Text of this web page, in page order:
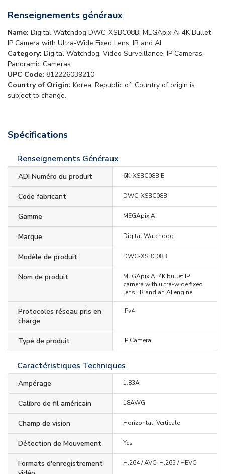
Renseignements généraux
Name: Digital Watchdog DWC-XSBC08BI MEGApix Ai 4K Bullet
IP Camera with Ultra-Wide Fixed Lens, IR and AI
Category: Digital Watchdog, Video Surveillance, IP Cameras,
Panoramic Cameras
UPC Code: 812226039210
Country of Origin: Korea, Republic of. Country of origin is
subject to change.
Spécifications
Renseignements Généraux
ADI Numéro du produit 6K-XSBC08BIB
Code fabricant DWC-XSBC08BI
Gamme MEGApix Ai
Marque Digital Watchdog
Modèle de produit DWC-XSBC08BI
Nom de produit
MEGApix Ai 4K bullet IP
camera with ultra-wide fixed
lens, IR and an AI engine
Protocoles réseau pris en
charge
IPv4
Type de produit IP Camera
Caractéristiques Techniques
Ampérage 1.83A
Calibre de fil américain 18AWG
Champ de vision Horizontal, Verticale
Détection de Mouvement Yes
Formats d'enregistrement
H.264 / AVC, H.265 / HEVC